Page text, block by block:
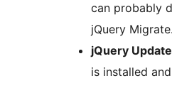
can probably
jQuery Migrate.
jQuery
is installed